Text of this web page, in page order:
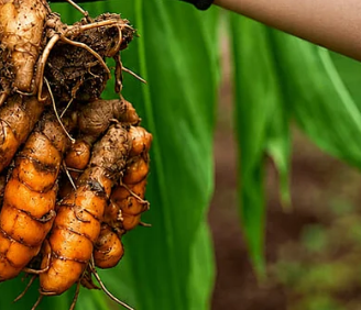
dipercayai melintas dari sebelah kanan ke